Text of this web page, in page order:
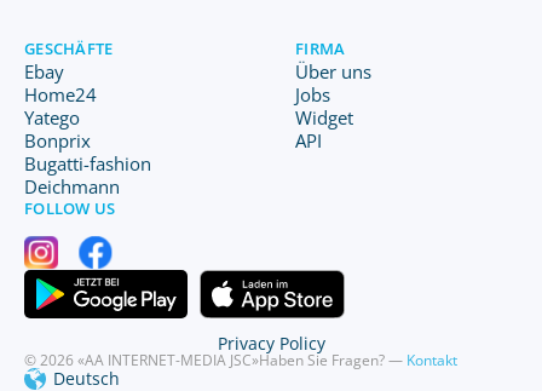
GESCHÄFTE
Ebay
Home24
Yatego
Bonprix
Bugatti-fashion
Deichmann
FIRMA
Über uns
Jobs
Widget
API
FOLLOW US
© 2026 «AA INTERNET-MEDIA JSC»Haben Sie Fragen? — Kontakt
Deutsch
Privacy Policy